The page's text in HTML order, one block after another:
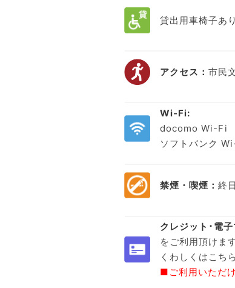
貸出用車椅子あり
アクセス：市民
Wi-Fi:
docomo Wi-Fi
ソフトバンク
禁煙・喫煙：終
クレジット･電子
をご利用頂けます
くわしくはこち
■ご利用いただ